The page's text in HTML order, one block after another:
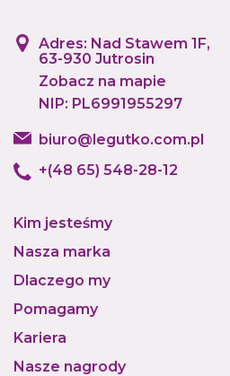
Kim jesteśmy
Nasza marka
Dlaczego my
Pomagamy
Kariera
Nasze nagrody
Adres: Nad Stawem 1F,
63-930 Jutrosin
Zobacz na mapie
NIP: PL6991955297
biuro@legutko.com.pl
+(48 65) 548-28-12